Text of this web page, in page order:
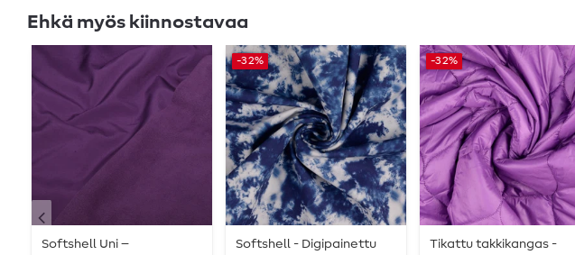
Ehkä myös kiinnostavaa
Softshell Uni –
-32%
Softshell - Digipainettu
-32%
Tikattu takkikangas -